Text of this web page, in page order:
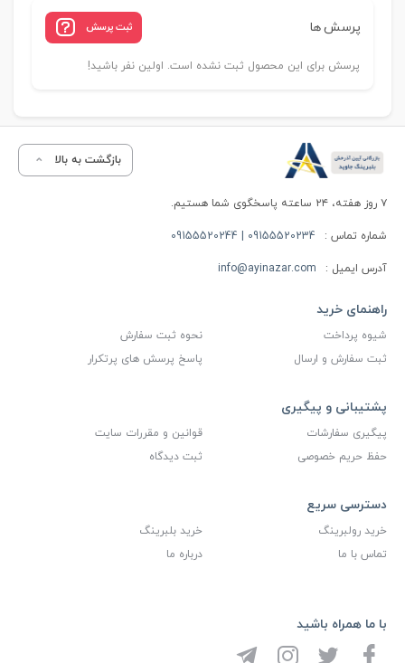
پرسش ها ثبت پرسش
پرسش برای این محصول ثبت نشده است. اولین نفر باشید!
بازگشت به بالا
۷ روز هفته، ۲۴ ساعته پاسخگوی شما هستیم.
شماره تماس : 09155520234 | 09155520244
آدرس ایمیل : info@ayinazar.com
راهنمای خرید
شیوه پرداخت
نحوه ثبت سفارش
ثبت سفارش و ارسال
پاسخ پرسش های پرتکرار
پشتیبانی و پیگیری
پیگیری سفارشات
قوانین و مقررات سایت
حفظ حریم خصوصی
ثبت دیدگاه
دسترسی سریع
خرید رولبرینگ
خرید بلبرینگ
تماس با ما
درباره ما
با ما همراه باشید